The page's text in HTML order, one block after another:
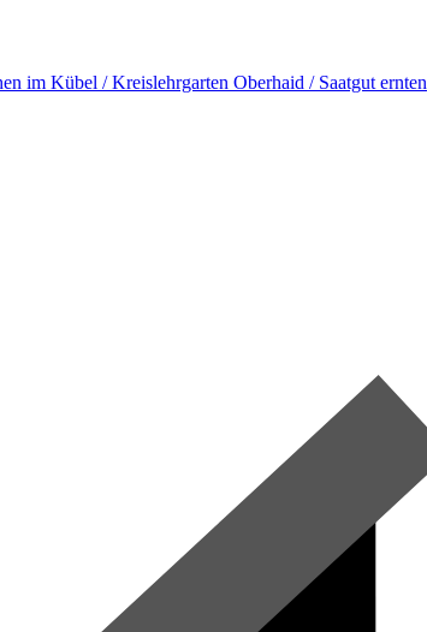
im Kübel /​ Kreislehrgarten Oberhaid /​ Saatgut ernten